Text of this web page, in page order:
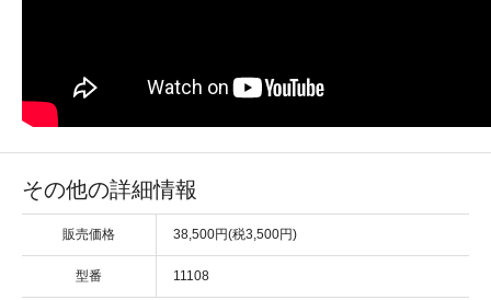
その他の詳細情報
販売価格 38,500円(税3,500円)
型番 11108